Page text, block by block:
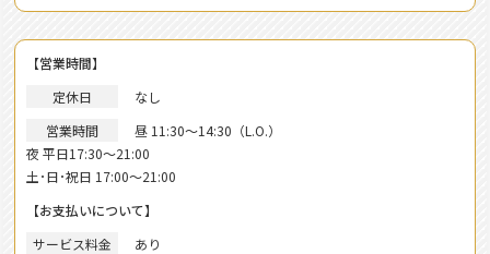
【営業時間】
定休日
なし
営業時間
昼 11:30～14:30（L.O.）
夜 平日17:30～21:00
土･日･祝日 17:00～21:00
【お支払いについて】
サービス料金
あり